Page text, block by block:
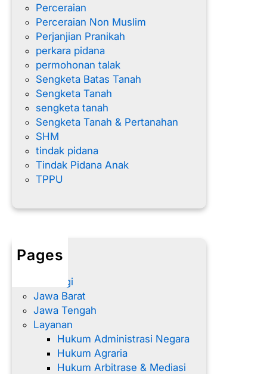
Perceraian
Perceraian Non Muslim
Perjanjian Pranikah
perkara pidana
permohonan talak
Sengketa Batas Tanah
Sengketa Tanah
sengketa tanah
Sengketa Tanah & Pertanahan
SHM
tindak pidana
Tindak Pidana Anak
TPPU
Pages
Home
Hubungi
Jawa Barat
Jawa Tengah
Layanan
Hukum Administrasi Negara
Hukum Agraria
Hukum Arbitrase & Mediasi